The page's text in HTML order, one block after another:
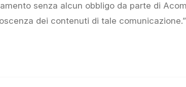
senza alcun obbligo da parte di
dei contenuti di tale comunicazione.”